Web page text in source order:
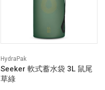
HydraPak
Seeker 軟式蓄水袋 3L 鼠尾
草綠